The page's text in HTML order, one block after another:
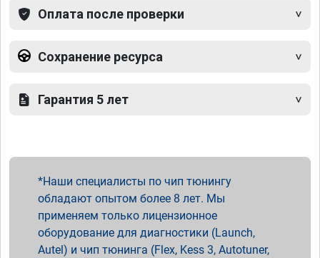
Оплата после проверки
Сохранение ресурса
Гарантия 5 лет
Наши специалисты по чип тюнингу
обладают опытом более 8 лет. Мы
применяем только лицензионное
оборудование для диагностики (Launch,
Autel) и чип тюнинга (Flex, Kess 3, Autotuner,